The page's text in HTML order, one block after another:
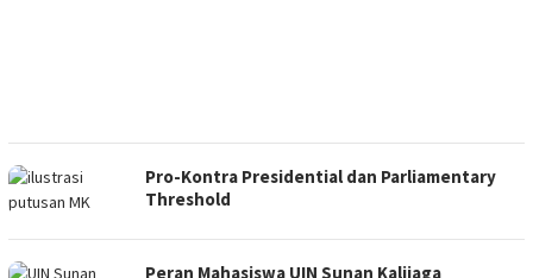
Pro-Kontra Presidential dan Parliamentary
Threshold
Peran Mahasiswa UIN Sunan Kalijaga